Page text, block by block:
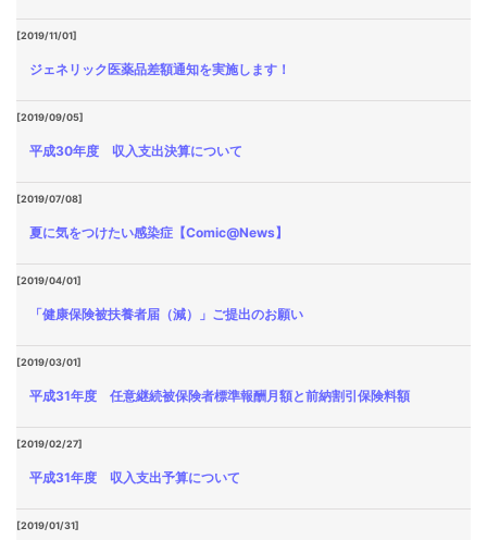
[2019/11/01]
ジェネリック医薬品差額通知を実施します！
[2019/09/05]
平成30年度 収入支出決算について
[2019/07/08]
夏に気をつけたい感染症【Comic@News】
[2019/04/01]
「健康保険被扶養者届（減）」ご提出のお願い
[2019/03/01]
平成31年度 任意継続被保険者標準報酬月額と前納割引保険料額
[2019/02/27]
平成31年度 収入支出予算について
[2019/01/31]